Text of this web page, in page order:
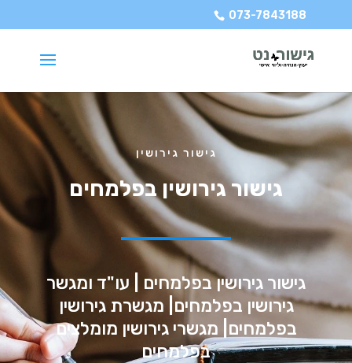
073-7843188
גישור גירושין
גישור גירושין בפלמחים
גישור גירושין בפלמחים | עו"ד ומגשר
גירושין בפלמחים| מגשרת גירושין
בפלמחים| מגשרי גירושין מומלצים
בפלמחים